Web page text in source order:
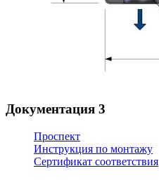
Документация 3
Проспект
Инструкция по монтажу
Сертификат соответствия